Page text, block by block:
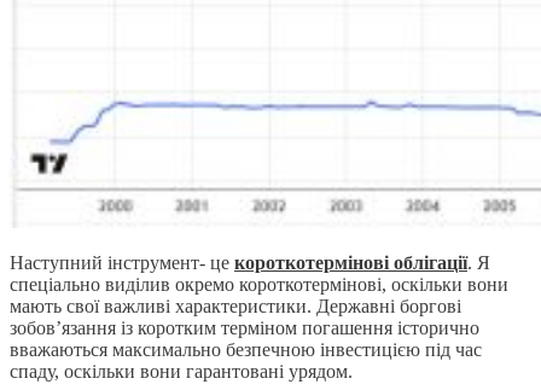
Наступний інструмент- це короткотермінові облігації. Я
спеціально виділив окремо короткотермінові, оскільки вони
мають свої важливі характеристики. Державні боргові
зобов’язання із коротким терміном погашення історично
вважаються максимально безпечною інвестицією під час
спаду, оскільки вони гарантовані урядом.